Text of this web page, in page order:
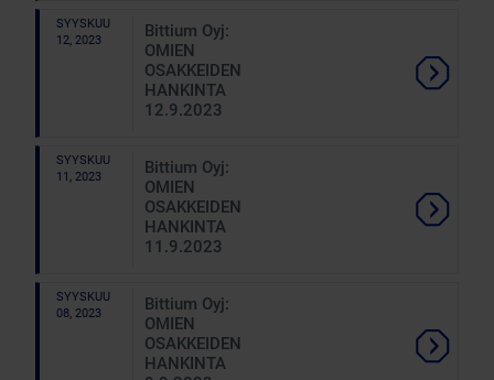
SYYSKUU
12, 2023
Bittium Oyj:
OMIEN
OSAKKEIDEN
HANKINTA
12.9.2023
SYYSKUU
11, 2023
Bittium Oyj:
OMIEN
OSAKKEIDEN
HANKINTA
11.9.2023
SYYSKUU
08, 2023
Bittium Oyj:
OMIEN
OSAKKEIDEN
HANKINTA